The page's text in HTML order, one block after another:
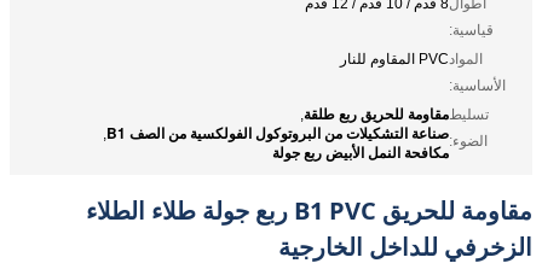
أطوال
قياسية:
8 قدم / 10 قدم / 12 قدم
المواد
الأساسية:
PVC المقاوم للنار
تسليط
الضوء:
مقاومة للحريق ربع طلقة,
صناعة التشكيلات من البروتوكول الفولكسية من الصف B1 ,
مكافحة النمل الأبيض ربع جولة
مقاومة للحريق B1 PVC ربع جولة طلاء الطلاء
الزخرفي للداخل الخارجية